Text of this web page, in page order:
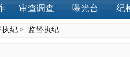
审查调查 曝光台 纪
执纪 > 监督执纪